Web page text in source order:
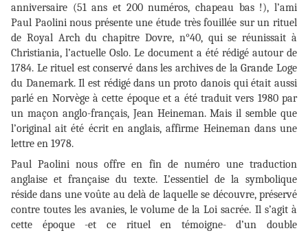
anniversaire (51 ans et 200 numéros, chapeau bas !), l’ami
Paul Paolini nous présente une étude très fouillée sur un rituel
de Royal Arch du chapitre Dovre, n°40, qui se réunissait à
Christiania, l’actuelle Oslo. Le document a été rédigé autour de
1784. Le rituel est conservé dans les archives de la Grande Loge
du Danemark. Il est rédigé dans un proto danois qui était aussi
parlé en Norvège à cette époque et a été traduit vers 1980 par
un maçon anglo-français, Jean Heineman. Mais il semble que
l’original ait été écrit en anglais, affirme Heineman dans une
lettre en 1978.
Paul Paolini nous offre en fin de numéro une traduction
anglaise et française du texte. L’essentiel de la symbolique
réside dans une voûte au delà de laquelle se découvre, préservé
contre toutes les avanies, le volume de la Loi sacrée. Il s’agit à
cette époque -et ce rituel en témoigne- d’un double